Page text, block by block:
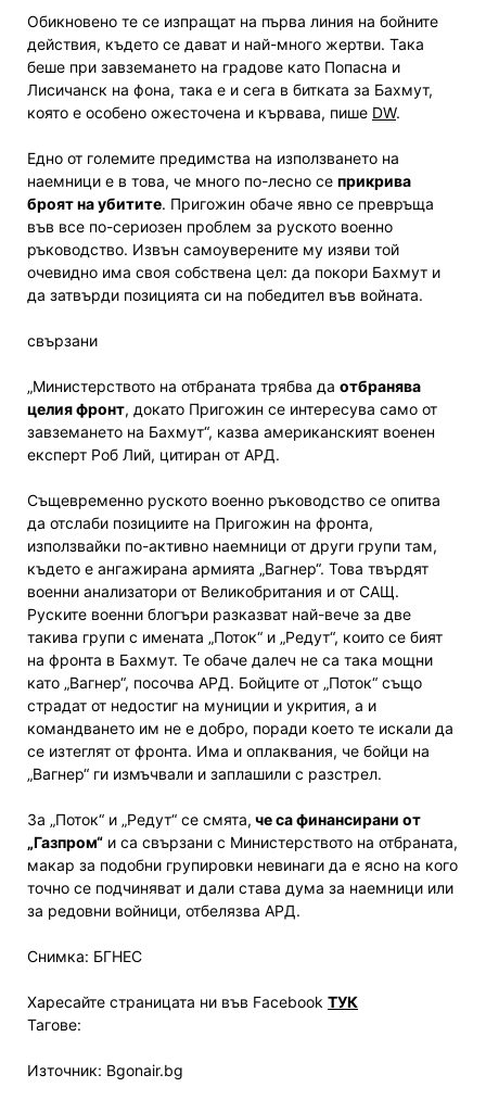
Обикновено те се изпращат на първа линия на бойните
действия, където се дават и най-много жертви. Така
беше при завземането на градове като Попасна и
Лисичанск на фона, така е и сега в битката за Бахмут,
която е особено ожесточена и кървава, пише DW.
Едно от големите предимства на използването на
наемници е в това, че много по-лесно се прикрива
броят на убитите. Пригожин обаче явно се превръща
във все по-сериозен проблем за руското военно
ръководство. Извън самоуверените му изяви той
очевидно има своя собствена цел: да покори Бахмут и
да затвърди позицията си на победител във войната.
свързани
„Министерството на отбраната трябва да отбранява
целия фронт, докато Пригожин се интересува само от
завземането на Бахмут“, казва американският военен
експерт Роб Лий, цитиран от АРД.
Същевременно руското военно ръководство се опитва
да отслаби позициите на Пригожин на фронта,
използвайки по-активно наемници от други групи там,
където е ангажирана армията „Вагнер“. Това твърдят
военни анализатори от Великобритания и от САЩ.
Руските военни блогъри разказват най-вече за две
такива групи с имената „Поток“ и „Редут“, които се бият
на фронта в Бахмут. Те обаче далеч не са така мощни
като „Вагнер“, посочва АРД. Бойците от „Поток“ също
страдат от недостиг на муниции и укрития, а и
командването им не е добро, поради което те искали да
се изтеглят от фронта. Има и оплаквания, че бойци на
„Вагнер“ ги измъчвали и заплашили с разстрел.
За „Поток“ и „Редут“ се смята, че са финансирани от
„Газпром“ и са свързани с Министерството на отбраната,
макар за подобни групировки невинаги да е ясно на кого
точно се подчиняват и дали става дума за наемници или
за редовни войници, отбелязва АРД.
Снимка: БГНЕС
Харесайте страницата ни във Facebook ТУК
Тагове:
Източник: Bgonair.bg